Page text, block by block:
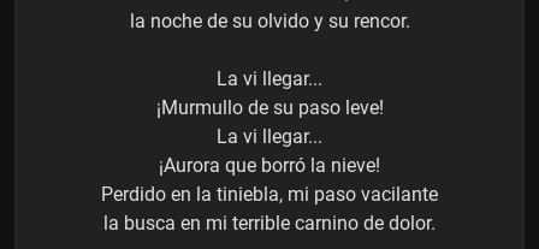
la noche de su olvido y su rencor.
La vi llegar...
¡Murmullo de su paso leve!
La vi llegar...
¡Aurora que borró la nieve!
Perdido en la tiniebla, mi paso vacilante
la busca en mi terrible carnino de dolor.